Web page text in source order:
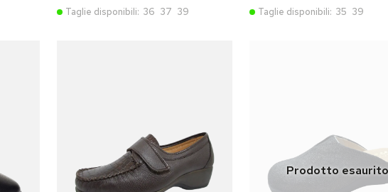
Taglie disponibili: 36 37 39 Taglie disponibili: 35 39